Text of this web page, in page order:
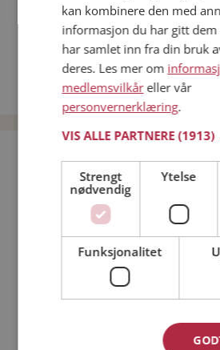
Flere singlekvinner fra Ålesund:
Menn fra Ålesund
Date kvinner i Norge
Date menn i Norge
Bli medlem
Jeg er en: Mann
Min alder:
kan kombinere den med
informasjon du har gitt
har samlet inn fra din bruk
deres. Les mer om
medlemsvilkåreller vår
personvernerklæring.
VIS ALLE PARTNERE(1913)
Strengt
nødvendig
Ytelse
Funksjonalitet